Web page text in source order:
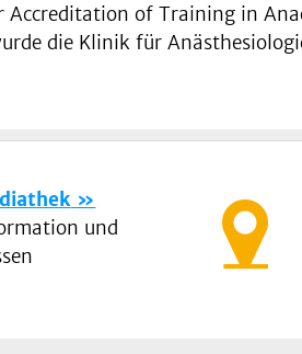
Accreditation of Training in
die Klinik für
und